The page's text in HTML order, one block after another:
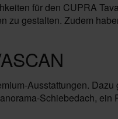
für den CUPRA
zu gestalten. Zudem
Ausstattungen.
Schiebedach,